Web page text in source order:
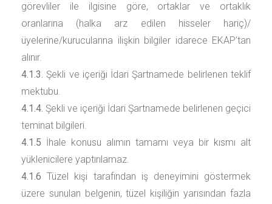
görevliler ile ilgisine göre, ortaklar ve ortaklık
oranlarına (halka arz edilen hisseler hariç)/
üyelerine/kurucularına ilişkin bilgiler idarece EKAP’tan
alınır.
4.1.3. Şekli ve içeriği İdari Şartnamede belirlenen teklif
mektubu.
4.1.4. Şekli ve içeriği İdari Şartnamede belirlenen geçici
teminat bilgileri.
4.1.5 İhale konusu alımın tamamı veya bir kısmı alt
yüklenicilere yaptırılamaz.
4.1.6 Tüzel kişi tarafından iş deneyimini göstermek
üzere sunulan belgenin, tüzel kişiliğin yarısından fazla